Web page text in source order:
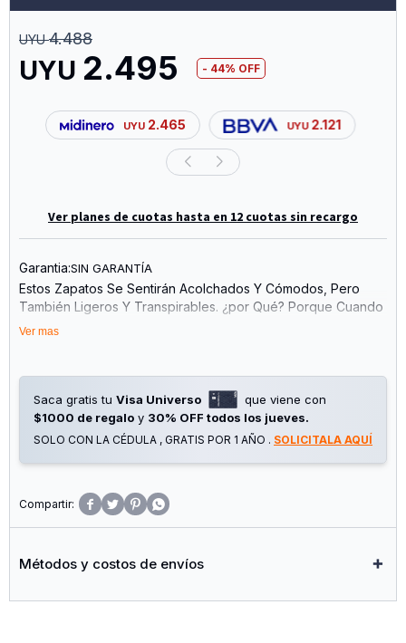
UYU 2.495
UYU 4.488
44
UYU 2.465 UYU 2.121
Ver planes de cuotas hasta en 12 cuotas sin recargo
Garantia:SIN GARANTÍA
Estos Zapatos Se Sentirán Acolchados Y Cómodos, Pero
También Ligeros Y Transpirables. ¿por Qué? Porque Cuando
Nunca Bajas El Ritmo, Eso Es Lo Que Necesitas. Parte
Mejorada Alrededor Del Tobillo Para Una Comodidad
Superior. Plantilla Deluxe Comfort System Que Se Adapta A
Tu Pie Para Una Comodidad Máxima Al Calzarte. Entresuela
Charged Cushioning® Que Proporciona Comodidad Durante
Suela Exterior De Goma Resistente Que Proporciona
Despegue.
Ver mas
Saca gratis tu Visa Universo
que viene con
$1000 de regalo y 30% OFF todos los jueves.
SOLO CON LA CÉDULA , GRATIS POR 1 AÑO . SOLICITALA AQUÍ
   
Métodos y costos de envíos